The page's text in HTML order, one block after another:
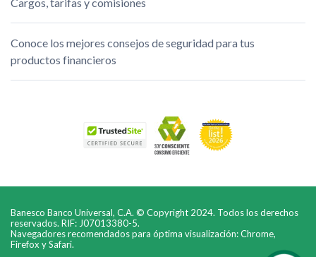
Conoce los mejores consejos de seguridad para tus
productos financieros
Banesco Banco Universal, C.A. © Copyright 2024. Todos los derechos
reservados. RIF: J07013380-5.
Navegadores recomendados para óptima visualización: Chrome,
Firefox y Safari.